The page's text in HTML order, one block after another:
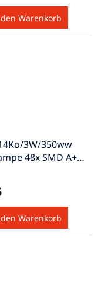
Warenkorb
3W/350ww
48x SMD A++
Warenkorb